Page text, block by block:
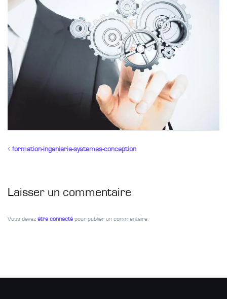
formation-ingenierie-systemes-conception
Laisser un commentaire
Vous devez être connecté pour publier un commentaire.